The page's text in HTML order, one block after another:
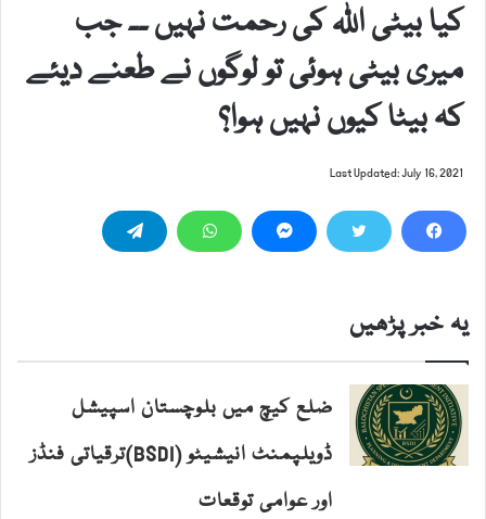
کیا بیٹی اللہ کی رحمت نہیں ۔۔ جب
میری بیٹی ہوئی تو لوگوں نے طعنے دیئے
کہ بیٹا کیوں نہیں ہوا؟
Last Updated: July 16, 2021
یہ خبر پڑھیں
ضلع کیچ میں بلوچستان اسپیشل
ڈویلپمنٹ انیشیٹو (BSDI)ترقیاتی فنڈز
اور عوامی توقعات